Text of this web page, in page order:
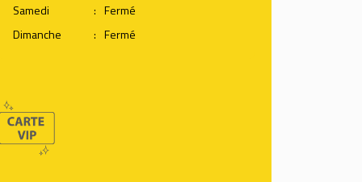
Samedi : Fermé
Dimanche
: Fermé